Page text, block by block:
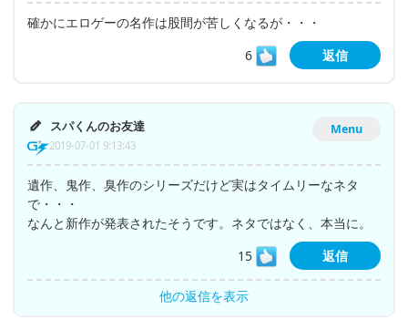
確かにエロゲーの名作は股間が苦しくなるが・・・
6
返信
Menu
スパくんのお友達
2019-07-01 9:13:43
遺作、鬼作、臭作のシリーズだけど実はタイムリーなネタ
で・・・
なんと新作が発表されたそうです。ネタではなく、本当に。
15
返信
他の返信を表示